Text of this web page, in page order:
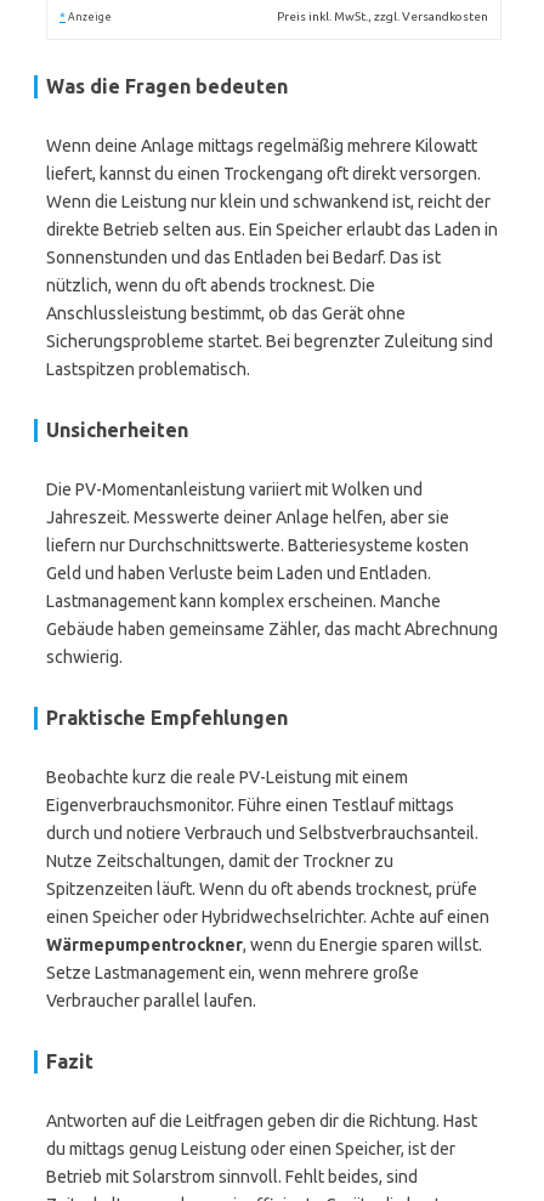
* Anzeige Preis inkl. MwSt., zzgl. Versandkosten
Was die Fragen bedeuten
Wenn deine Anlage mittags regelmäßig mehrere Kilowatt
liefert, kannst du einen Trockengang oft direkt versorgen.
Wenn die Leistung nur klein und schwankend ist, reicht der
direkte Betrieb selten aus. Ein Speicher erlaubt das Laden in
Sonnenstunden und das Entladen bei Bedarf. Das ist
nützlich, wenn du oft abends trocknest. Die
Anschlussleistung bestimmt, ob das Gerät ohne
Sicherungsprobleme startet. Bei begrenzter Zuleitung sind
Lastspitzen problematisch.
Unsicherheiten
Die PV-Momentanleistung variiert mit Wolken und
Jahreszeit. Messwerte deiner Anlage helfen, aber sie
liefern nur Durchschnittswerte. Batteriesysteme kosten
Geld und haben Verluste beim Laden und Entladen.
Lastmanagement kann komplex erscheinen. Manche
Gebäude haben gemeinsame Zähler, das macht Abrechnung
schwierig.
Praktische Empfehlungen
Beobachte kurz die reale PV-Leistung mit einem
Eigenverbrauchsmonitor. Führe einen Testlauf mittags
durch und notiere Verbrauch und Selbstverbrauchsanteil.
Nutze Zeitschaltungen, damit der Trockner zu
Spitzenzeiten läuft. Wenn du oft abends trocknest, prüfe
einen Speicher oder Hybridwechselrichter. Achte auf einen
Wärmepumpentrockner, wenn du Energie sparen willst.
Setze Lastmanagement ein, wenn mehrere große
Verbraucher parallel laufen.
Fazit
Antworten auf die Leitfragen geben dir die Richtung. Hast
du mittags genug Leistung oder einen Speicher, ist der
Betrieb mit Solarstrom sinnvoll. Fehlt beides, sind